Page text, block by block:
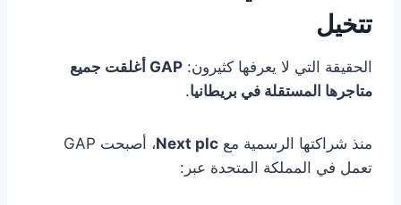
تتخيل
الحقيقة التي لا يعرفها كثيرون:
GAP أغلقت جميع
متاجرها المستقلة في بريطانيا.
منذ شراكتها الرسمية مع Next plc
، أصبحت GAP
تعمل في المملكة المتحدة عبر: